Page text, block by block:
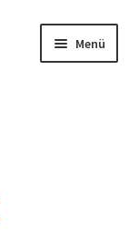
Menü